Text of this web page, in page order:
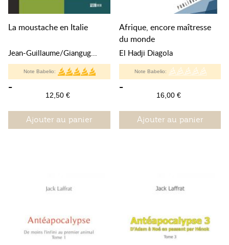
La moustache en Italie
Jean-Guillaume/Giangug...
Note Babelio:
-
12,50 €
Ajouter au panier
Afrique, encore maîtresse
du monde
El Hadji Diagola
Note Babelio:
-
16,00 €
Ajouter au panier